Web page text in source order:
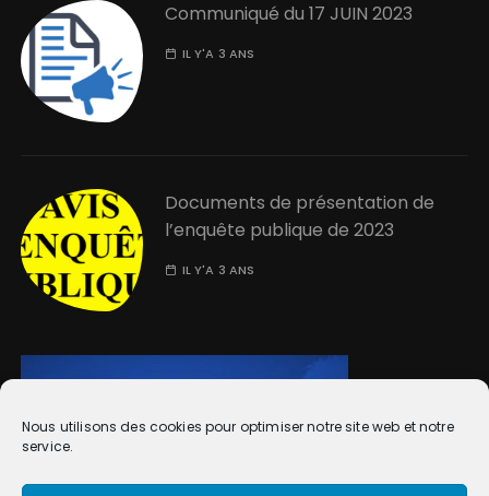
Nous utilisons des cookies pour optimiser notre site web et notre
service.
Communiqué du 17 JUIN 2023
IL Y'A 3 ANS
Documents de présentation de
l’enquête publique de 2023
IL Y'A 3 ANS